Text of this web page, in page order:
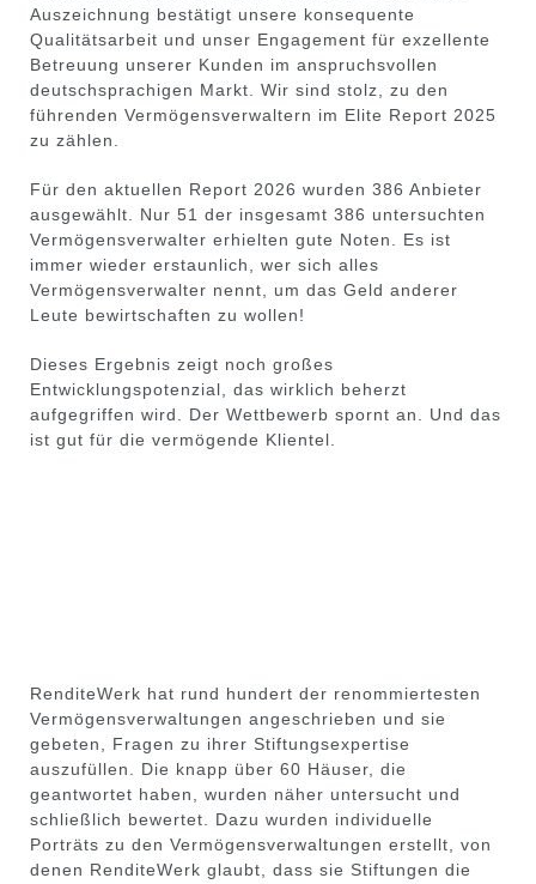
Auszeichnung bestätigt unsere konsequente
Qualitätsarbeit und unser Engagement für exzellente
Betreuung unserer Kunden im anspruchsvollen
deutschsprachigen Markt. Wir sind stolz, zu den
führenden Vermögensverwaltern im Elite Report 2025
zu zählen.
Für den aktuellen Report 2026 wurden 386 Anbieter
ausgewählt. Nur 51 der insgesamt 386 untersuchten
Vermögensverwalter erhielten gute Noten. Es ist
immer wieder erstaunlich, wer sich alles
Vermögensverwalter nennt, um das Geld anderer
Leute bewirtschaften zu wollen!
Dieses Ergebnis zeigt noch großes
Entwicklungspotenzial, das wirklich beherzt
aufgegriffen wird. Der Wettbewerb spornt an. Und das
ist gut für die vermögende Klientel.
RenditeWerk hat rund hundert der renommiertesten
Vermögensverwaltungen angeschrieben und sie
gebeten, Fragen zu ihrer Stiftungsexpertise
auszufüllen. Die knapp über 60 Häuser, die
geantwortet haben, wurden näher untersucht und
schließlich bewertet. Dazu wurden individuelle
Porträts zu den Vermögensverwaltungen erstellt, von
denen RenditeWerk glaubt, dass sie Stiftungen die